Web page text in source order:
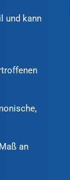
und kann
an